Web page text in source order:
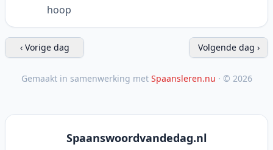
hoop
‹ Vorige dag Volgende dag ›
Gemaakt in samenwerking met Spaansleren.nu · © 2026
Spaanswoordvandedag.nl